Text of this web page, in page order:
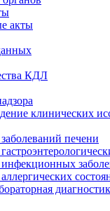
акты
КДЛ
клинических
печени